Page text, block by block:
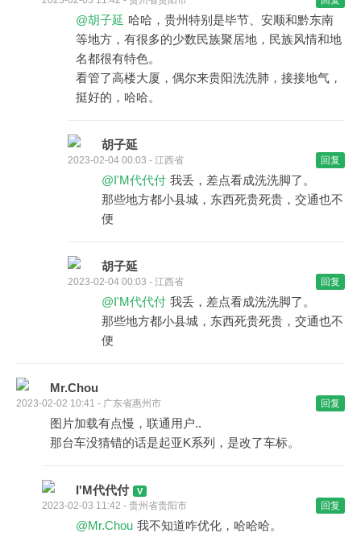
@胡子延 哈哈，贵州特别是毕节、安顺和黔东南
等地方，有很多的少数民族聚居地，民族风情和地
名都很有特色。
看管了高楼大厦，偶尔来贵阳洗洗肺，接接地气，
挺好的，哈哈。
胡子延
2023-02-04 00:03 - 江西省 回复
@I'M代代付 我丢，差点看成洗洗脚了。
那些地方都小县城，东西死贵死贵，交通也不
便
胡子延
2023-02-04 00:03 - 江西省 回复
@I'M代代付 我丢，差点看成洗洗脚了。
那些地方都小县城，东西死贵死贵，交通也不
便
Mr.Chou
2023-02-02 10:41 - 广东省惠州市 回复
图片加载有点慢，联通用户..
那台车没猜错的话是起亚K系列，是改了车标。
I'M代代付
2023-02-03 11:42 - 贵州省贵阳市 回复
@Mr.Chou 我不知道咋优化，哈哈哈。